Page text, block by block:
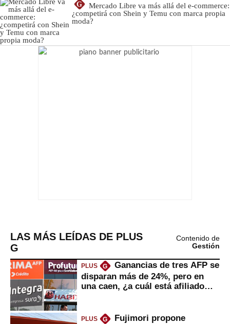
G
Mercado Libre va más allá del e-commerce:
¿competirá con Shein y Temu con marca propia
moda?
LAS MÁS LEÍDAS DE PLUS
G
Contenido de
Gestión
PLUS G
Ganancias de tres AFP se
disparan más de 24%, pero en
una caen, ¿a cuál está afiliado
PLUS G
Fujimori propone